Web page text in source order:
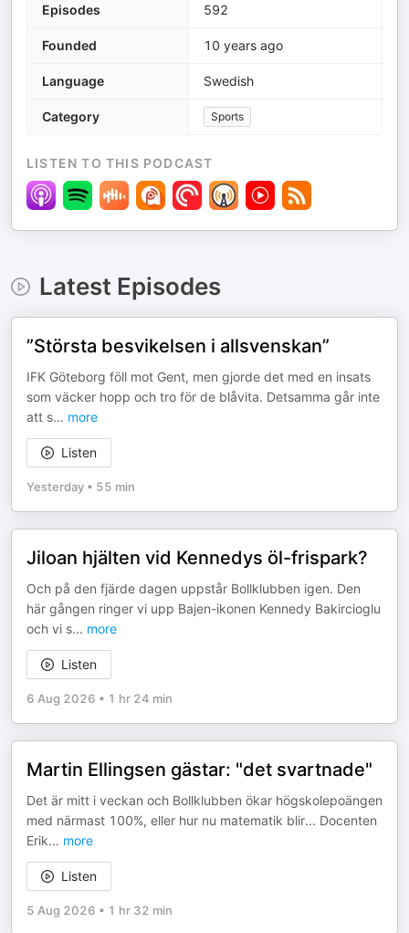
Episodes 592
Founded 10 years ago
Language Swedish
Category Sports
LISTEN TO THIS PODCAST
Latest Episodes
”Största besvikelsen i allsvenskan”
IFK Göteborg föll mot Gent, men gjorde det med en insats
som väcker hopp och tro för de blåvita. Detsamma går inte
att s... more
Listen
Yesterday • 55 min
Jiloan hjälten vid Kennedys öl-frispark?
Och på den fjärde dagen uppstår Bollklubben igen. Den
här gången ringer vi upp Bajen-ikonen Kennedy Bakircioglu
och vi s... more
Listen
6 Aug 2026 • 1 hr 24 min
Martin Ellingsen gästar: "det svartnade"
Det är mitt i veckan och Bollklubben ökar högskolepoängen
med närmast 100%, eller hur nu matematik blir... Docenten
Erik... more
Listen
5 Aug 2026 • 1 hr 32 min